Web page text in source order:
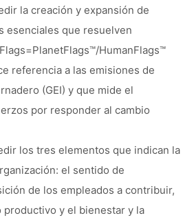
la creación y expansión de
esenciales que resuelven
HumanFlags™
referencia a las emisiones de
(GEI) y que mide el
por responder al cambio
los tres elementos que indican la
el sentido de
de los empleados a contribuir,
y el bienestar y la